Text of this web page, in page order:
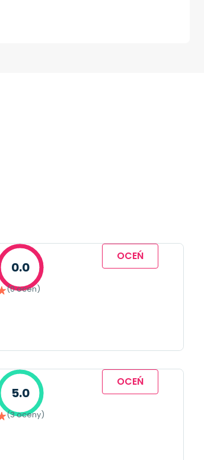
0.0
(0 ocen)
OCEŃ
5.0
(3 oceny)
OCEŃ